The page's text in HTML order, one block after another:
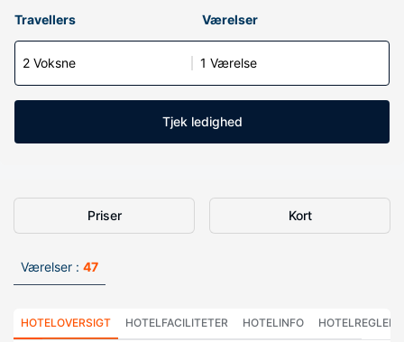
Travellers Værelser
2 Voksne 1 Værelse
Tjek ledighed
Priser Kort
Værelser : 47
HOTELOVERSIGT HOTELFACILITETER HOTELINFO HOTELREGLER